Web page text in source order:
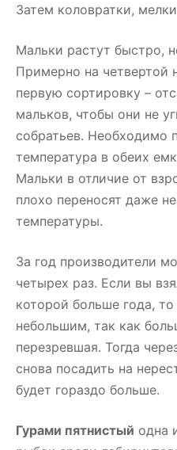
Затем коловратки,
Мальки растут быстро,
Примерно на четвертой
первую сортировку –
мальков, чтобы они не
собратьев. Необходимо
температура в обеих
Мальки в отличие от
плохо переносят даже
температуры.
За год производители
четырех раз. Если вы
которой больше года,
небольшим, так как
перезревшая. Тогда
снова посадить на
будет гораздо больше.
Гурами пятнистый одна